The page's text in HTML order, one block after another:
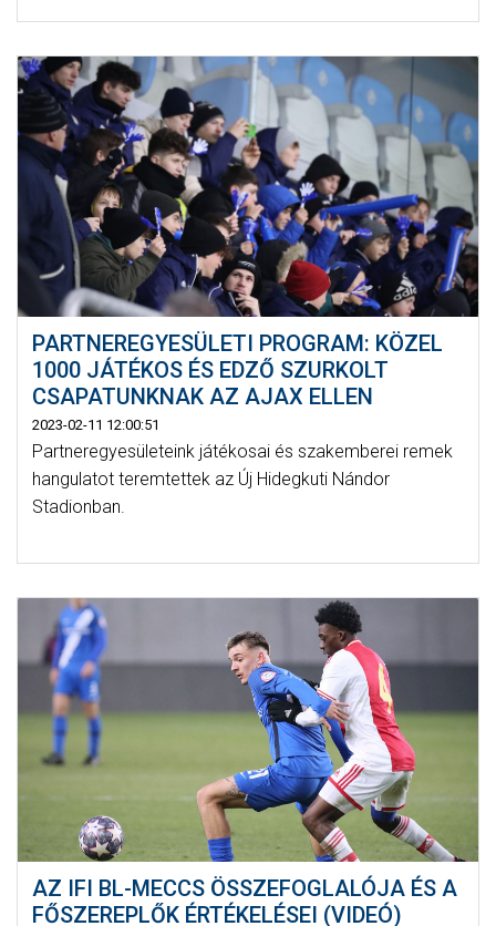
PARTNEREGYESÜLETI PROGRAM: KÖZEL
1000 JÁTÉKOS ÉS EDZŐ SZURKOLT
CSAPATUNKNAK AZ AJAX ELLEN
2023-02-11 12:00:51
Partneregyesületeink játékosai és szakemberei remek
hangulatot teremtettek az Új Hidegkuti Nándor
Stadionban.
AZ IFI BL-MECCS ÖSSZEFOGLALÓJA ÉS A
FŐSZEREPLŐK ÉRTÉKELÉSEI (VIDEÓ)